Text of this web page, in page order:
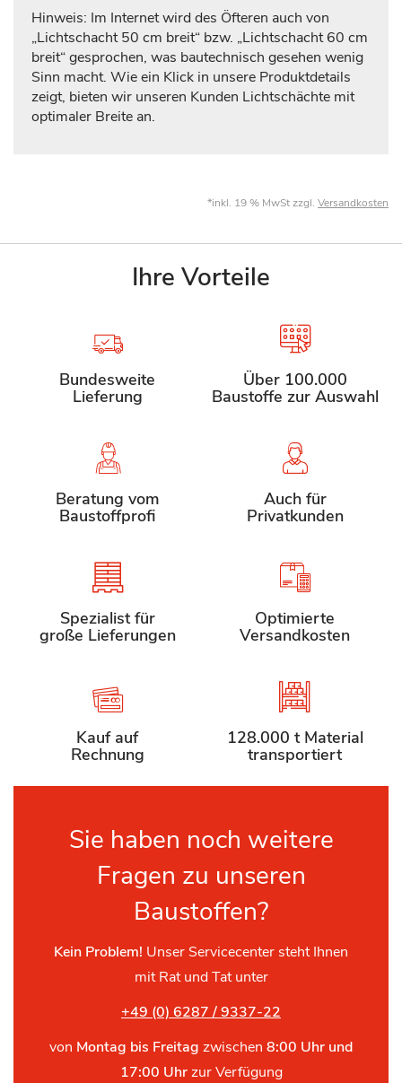
Hinweis: Im Internet wird des Öfteren auch von
„Lichtschacht 50 cm breit“ bzw. „Lichtschacht 60 cm
breit“ gesprochen, was bautechnisch gesehen wenig
Sinn macht. Wie ein Klick in unsere Produktdetails
zeigt, bieten wir unseren Kunden Lichtschächte mit
optimaler Breite an.
*inkl. 19 % MwSt zzgl. Versandkosten
Ihre Vorteile
Bundesweite
Lieferung
Über 100.000
Baustoffe zur Auswahl
Beratung vom
Baustoffprofi
Auch für
Privatkunden
Spezialist für
große Lieferungen
Optimierte
Versandkosten
Kauf auf
Rechnung
128.000 t Material
transportiert
Sie haben noch weitere
Fragen zu unseren
Baustoffen?
Kein Problem! Unser Servicecenter steht Ihnen
mit Rat und Tat unter
+49 (0) 6287 / 9337-22
von Montag bis Freitag zwischen 8:00 Uhr und
17:00 Uhrzur Verfügung